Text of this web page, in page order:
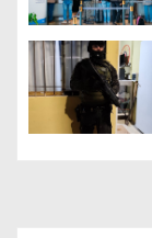
t
r
a